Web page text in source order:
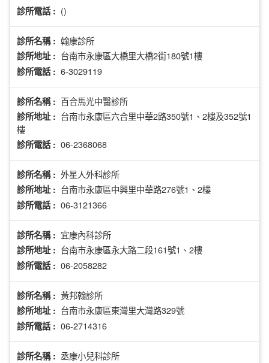
診所電話 : ()
診所名稱 : 翰康診所
診所地址 : 台南市永康區大橋里大橋2街180號1樓
診所電話 : 6-3029119
診所名稱 : 百合馬光中醫診所
診所地址 : 台南市永康區六合里中華2路350號1、2樓及352號1
樓
診所電話 : 06-2368068
診所名稱 : 外星人外科診所
診所地址 : 台南市永康區中興里中華路276號1、2樓
診所電話 : 06-3121366
診所名稱 : 宜康內科診所
診所地址 : 台南市永康區永大路二段161號1、2樓
診所電話 : 06-2058282
診所名稱 : 黃邦翰診所
診所地址 : 台南市永康區東灣里大灣路329號
診所電話 : 06-2714316
診所名稱 : 丞康小兒科診所